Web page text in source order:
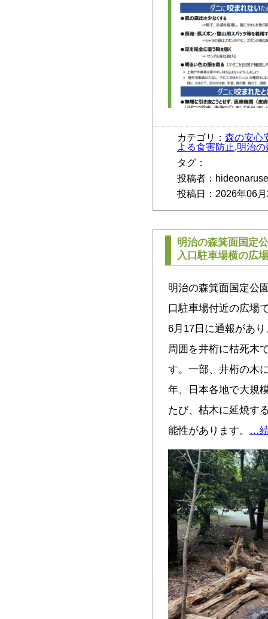
カテゴリ： 森の安心
よる食害防止,明治
タグ：
投稿者：hideonaruse
投稿日：2026年06
明治の森箕面国定
入口駐車場横の広
明治の森箕面国定公
口駐車場付近の広場
6月17日に通報があ
周囲を井桁に枯死木
す。一部、井桁の木
年、日本各地で大規
たび、枯木に延焼す
能性があります。 …